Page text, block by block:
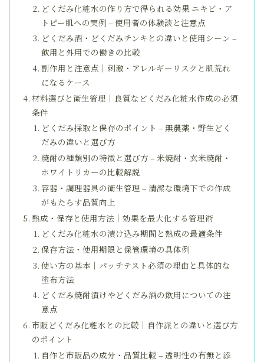
どくだみ化粧水の作り方で得られる効果 ニキビ・ア
トピー肌への実例 – 使用者の体験談と注意点
どくだみ酒・どくだみチンキとの違いと使用シーン –
飲用と外用での働きの比較
副作用と注意点｜刺激・アレルギーリスクと肌荒れ
になるケース
材料選びと衛生管理｜良質などくだみ化粧水作成の必須
条件
どくだみ採取と保存のポイント – 無農薬・野生どく
だみの違いと選び方
焼酎の種類別の特徴と選び方 – 米焼酎・玄米焼酎・
ホワイトリカーの比較解説
容器・調理器具の衛生管理 – 清潔な環境下での作成
がもたらす品質向上
熟成・保存と使用方法｜効果を最大化する管理術
どくだみ化粧水の漬け込み期間と熟成の最適条件
保存方法・使用期限と保管環境の具体例
使い方の基本｜パッチテスト必須の理由と具体的な
塗布方法
どくだみ焼酎漬けやどくだみ酒の飲用についての注
意点
市販どくだみ化粧水との比較｜自作派との違いと選び方
のポイント
自作と市販品の成分・品質比較 – 透明性の有無と添